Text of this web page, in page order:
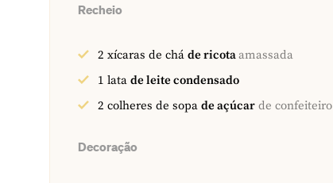
Recheio
2 xícaras de chá de ricotaamassada
1 lata de leite condensado
2 colheres de sopa de açúcar de confeiteiro
Decoração